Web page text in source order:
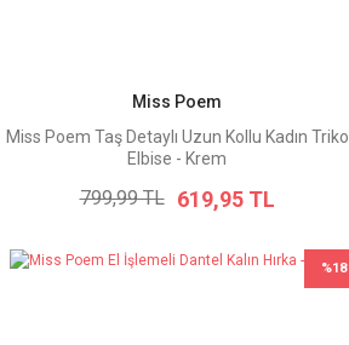
Miss Poem
Miss Poem Taş Detaylı Uzun Kollu Kadın Triko
Elbise - Krem
799,99 TL 619,95 TL
%18